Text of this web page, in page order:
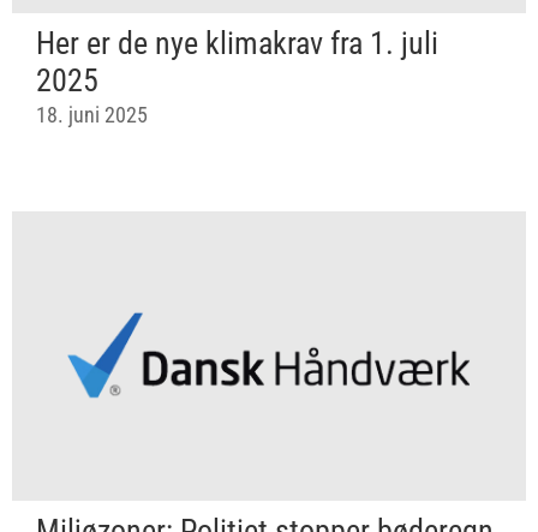
Her er de nye klimakrav fra 1. juli
2025
18. juni 2025